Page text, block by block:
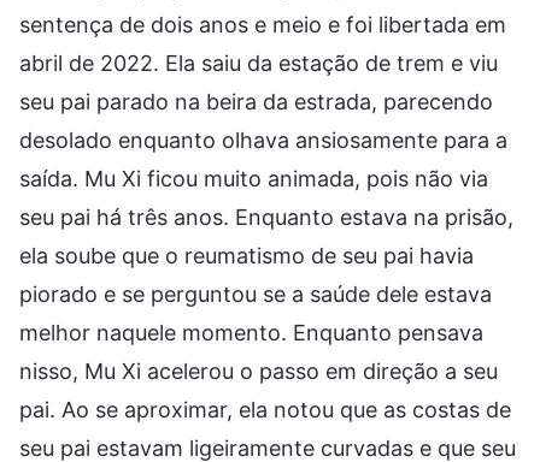
sentença de dois anos e meio e foi libertada em
abril de 2022. Ela saiu da estação de trem e viu
seu pai parado na beira da estrada, parecendo
desolado enquanto olhava ansiosamente para a
saída. Mu Xi ficou muito animada, pois não via
seu pai há três anos. Enquanto estava na prisão,
ela soube que o reumatismo de seu pai havia
piorado e se perguntou se a saúde dele estava
melhor naquele momento. Enquanto pensava
nisso, Mu Xi acelerou o passo em direção a seu
pai. Ao se aproximar, ela notou que as costas de
seu pai estavam ligeiramente curvadas e que seu